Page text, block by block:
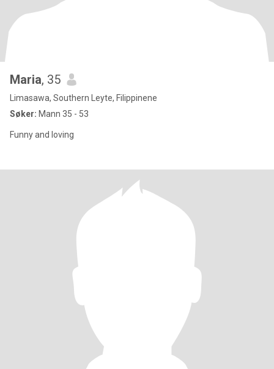
Maria, 35
Limasawa, Southern Leyte, Filippinene
Søker: Mann 35 - 53
Funny and loving